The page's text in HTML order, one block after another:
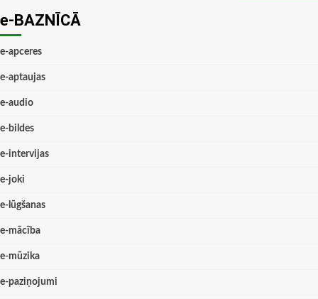
e-BAZNĪCĀ
e-apceres
e-aptaujas
e-audio
e-bildes
e-intervijas
e-joki
e-lūgšanas
e-mācība
e-mūzika
e-paziņojumi